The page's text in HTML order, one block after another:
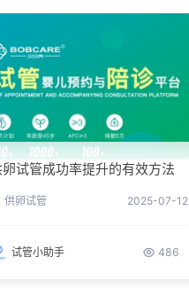
试管成功率提升的有效方法
供卵试管 2025-07-12
试管小助手 486